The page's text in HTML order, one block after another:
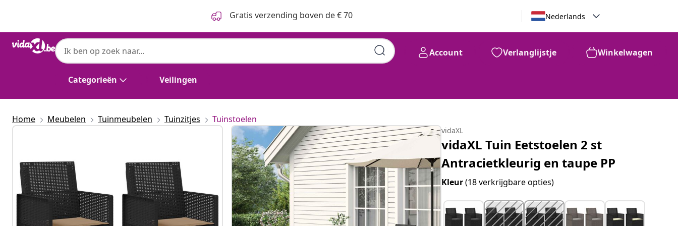
Gratis verzending boven de € 70 Nederlands
Categorieën Veilingen
Account Verlanglijstje Winkelwagen
Home Meubelen Tuinmeubelen Tuinzitjes Tuinstoelen
vidaXL
vidaXL Tuin Eetstoelen 2 st
Antracietkleurig en taupe PP
Kleur(18 verkrijgbare opties)